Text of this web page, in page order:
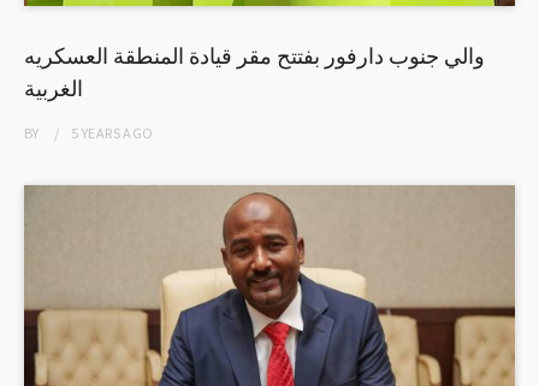
والي جنوب دارفور بفتتح مقر قيادة المنطقة العسكريه
الغربية
BY 5 YEARSAGO